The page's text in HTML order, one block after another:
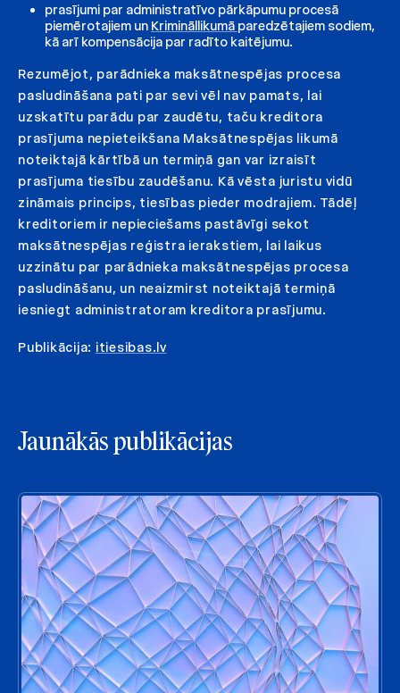
prasījumi par administratīvo pārkāpumu procesā
piemērotajiem un Krimināllikumā paredzētajiem sodiem,
kā arī kompensācija par radīto kaitējumu.
Rezumējot, parādnieka maksātnespējas procesa
pasludināšana pati par sevi vēl nav pamats, lai
uzskatītu parādu par zaudētu, taču kreditora
prasījuma nepieteikšana Maksātnespējas likumā
noteiktajā kārtībā un termiņā gan var izraisīt
prasījuma tiesību zaudēšanu. Kā vēsta juristu vidū
zināmais princips, tiesības pieder modrajiem. Tādēļ
kreditoriem ir nepieciešams pastāvīgi sekot
maksātnespējas reģistra ierakstiem, lai laikus
uzzinātu par parādnieka maksātnespējas procesa
pasludināšanu, un neaizmirst noteiktajā termiņā
iesniegt administratoram kreditora prasījumu.
Publikācija: itiesibas.lv
Jaunākās publikācijas